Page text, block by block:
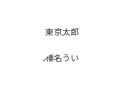
東京太郎